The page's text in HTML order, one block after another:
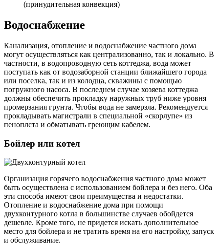
(принудительная конвекция)
Водоснабжение
Канализация, отопление и водоснабжение частного дома
могут осуществляться как централизованно, так и локально. В
частности, в водопроводную сеть коттеджа, вода может
поступать как от водозаборной станции ближайшего города
или поселка, так и из колодца, скважины с помощью
погружного насоса. В последнем случае хозяева коттеджа
должны обеспечить прокладку наружных труб ниже уровня
промерзания грунта. Чтобы вода не замерзла. Рекомендуется
прокладывать магистрали в специальной «скорлупе» из
пеноплста и обматывать греющим кабелем.
Бойлер или котел
Организация горячего водоснабжения частного дома может
быть осуществлена с использованием бойлера и без него. Оба
эти способа имеют свои преимущества и недостатки.
Отопление и водоснабжение дома при помощи
двухконтурного котла в большинстве случаев обойдется
дешевле. Кроме того, не придется искать дополнительное
место для бойлера и не тратить время на его настройку, запуск
и обслуживание.